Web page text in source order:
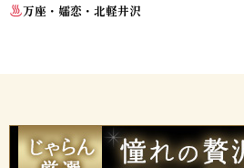
万座・嬬恋・北軽井沢